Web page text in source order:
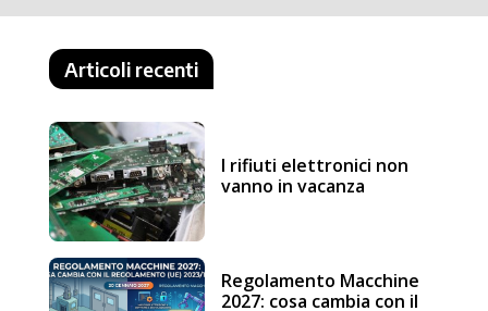
Articoli recenti
I rifiuti elettronici non
vanno in vacanza
Regolamento Macchine
2027: cosa cambia con il